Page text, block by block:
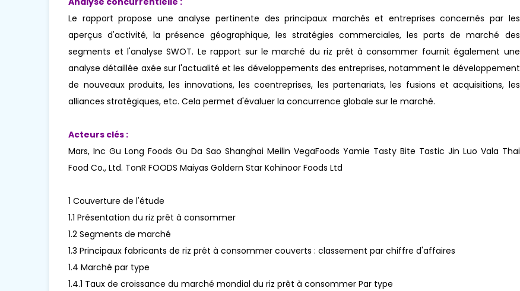
Le rapport propose une analyse pertinente des principaux marchés et entreprises concernés par les
aperçus d'activité, la présence géographique, les stratégies commerciales, les parts de marché des
segments et l'analyse SWOT. Le rapport sur le marché du riz prêt à consommer fournit également une
analyse détaillée axée sur l'actualité et les développements des entreprises, notamment le développement
de nouveaux produits, les innovations, les coentreprises, les partenariats, les fusions et acquisitions, les
alliances stratégiques, etc. Cela permet d'évaluer la concurrence globale sur le marché.
Acteurs clés :
Mars, Inc Gu Long Foods Gu Da Sao Shanghai Meilin VegaFoods Yamie Tasty Bite Tastic Jin Luo Vala Thai
Food Co., Ltd. TonR FOODS Maiyas Goldern Star Kohinoor Foods Ltd
1 Couverture de l'étude
1.1 Présentation du riz prêt à consommer
1.2 Segments de marché
1.3 Principaux fabricants de riz prêt à consommer couverts : classement par chiffre d'affaires
1.4 Marché par type
1.4.1 Taux de croissance du marché mondial du riz prêt à consommer Par type